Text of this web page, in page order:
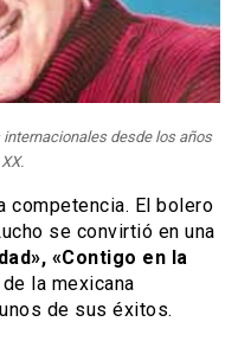
desde los años
competencia. El bolero
se convirtió en una
«Contigo en la
de la mexicana
de sus éxitos.